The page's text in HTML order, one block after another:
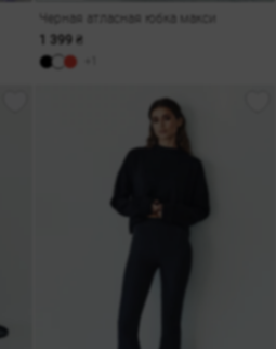
Черная атласная юбка макси
1 399 ₴